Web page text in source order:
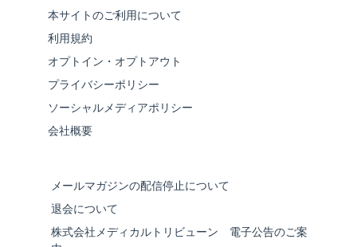
本サイトのご利用について
利用規約
オプトイン・オプトアウト
プライバシーポリシー
ソーシャルメディアポリシー
会社概要
メールマガジンの配信停止について
退会について
株式会社メディカルトリビューン 電子公告のご案